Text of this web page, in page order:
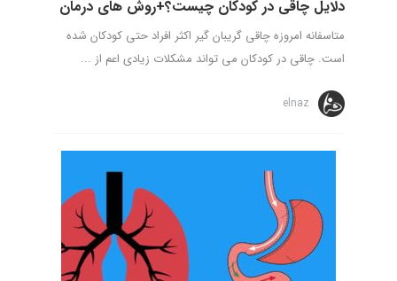
دلایل چاقی در کودکان چیست؟+روش های درمان
متاسفانه امروزه چاقی گریبان گیر اکثر افراد حتی کودکان شده
است. چاقی در کودکان می تواند مشکلات زیادی اعم از ...
elnaz